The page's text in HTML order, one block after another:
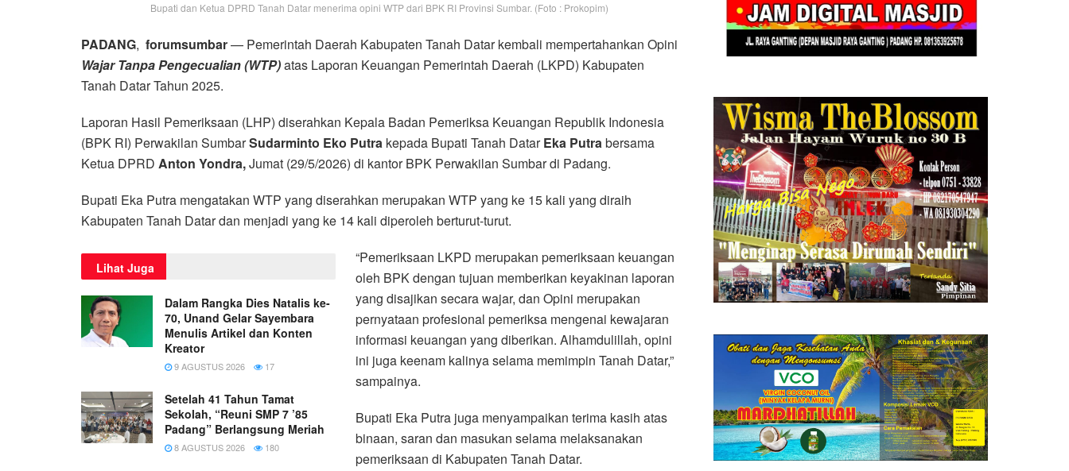
Bupati dan Ketua DPRD Tanah Datar menerima opini WTP dari BPK RI Provinsi Sumbar. (Foto : Prokopim)
PADANG, forumsumbar— Pemerintah Daerah Kabupaten Tanah Datar kembali mempertahankan Opini
Wajar Tanpa Pengecualian (WTP)atas Laporan Keuangan Pemerintah Daerah (LKPD) Kabupaten
Tanah Datar Tahun 2025.
Laporan Hasil Pemeriksaan (LHP) diserahkan Kepala Badan Pemeriksa Keuangan Republik Indonesia
(BPK RI) Perwakilan SumbarSudarminto Eko Putra kepada Bupati Tanah DatarEka Putrabersama
Ketua DPRD Anton Yondra,Jumat (29/5/2026) di kantor BPK Perwakilan Sumbar di Padang.
Bupati Eka Putra mengatakan WTP yang diserahkan merupakan WTP yang ke 15 kali yang diraih
Kabupaten Tanah Datar dan menjadi yang ke 14 kali diperoleh berturut-turut.
Lihat Juga
Dalam Rangka Dies Natalis ke-
70, Unand Gelar Sayembara
Menulis Artikel dan Konten
Kreator
9 AGUSTUS 2026 17
Setelah 41 Tahun Tamat
Sekolah, “Reuni SMP 7 ’85
Padang” Berlangsung Meriah
8 AGUSTUS 2026 180
“Pemeriksaan LKPD merupakan pemeriksaan keuangan
oleh BPK dengan tujuan memberikan keyakinan laporan
yang disajikan secara wajar, dan Opini merupakan
pernyataan profesional pemeriksa mengenai kewajaran
informasi keuangan yang diberikan. Alhamdulillah, opini
ini juga keenam kalinya selama memimpin Tanah Datar,”
sampainya.
Bupati Eka Putra juga menyampaikan terima kasih atas
binaan, saran dan masukan selama melaksanakan
pemeriksaan di Kabupaten Tanah Datar.